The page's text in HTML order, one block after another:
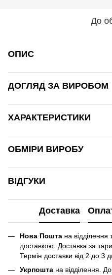
До
ОПИС
ДОГЛЯД ЗА ВИРОБОМ
ХАРАКТЕРИСТИКИ
ОБМІРИ ВИРОБУ
ВІДГУКИ
Доставка
Нова Пошта на відділення
доставкою. Доставка за
Термін доставки від 2 до 3
Укрпошта на відділення.